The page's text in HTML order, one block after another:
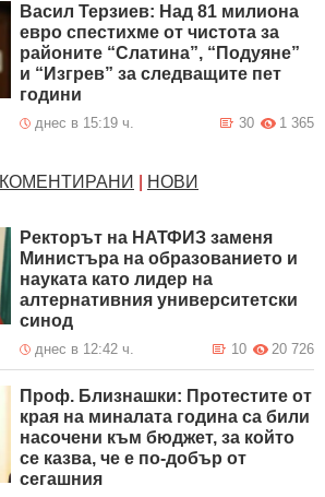
Васил Терзиев: Над 81 милиона
евро спестихме от чистота за
районите “Слатина”, “Подуяне”
и “Изгрев” за следващите пет
години
днес в 15:19 ч. 1 365
30
КОМЕНТИРАНИ НОВИ
Ректорът на НАТФИЗ заменя
Министъра на образованието и
науката като лидер на
алтернативния университетски
синод
днес в 12:42 ч. 20 726
10
Проф. Близнашки: Протестите от
края на миналата година са били
насочени към бюджет, за който
се казва, че е по-добър от
сегашния